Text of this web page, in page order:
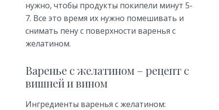
нужно, чтобы продукты покипели минут 5-
7. Все это время их нужно помешивать и
снимать пену с поверхности варенья с
желатином.
Варенье с желатином – рецепт с
вишней и вином
Ингредиенты варенья с желатином: